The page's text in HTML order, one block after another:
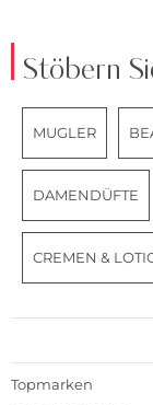
Stöbern
MUGLER
DAMENDÜFTE
CREMEN &
Topmarken